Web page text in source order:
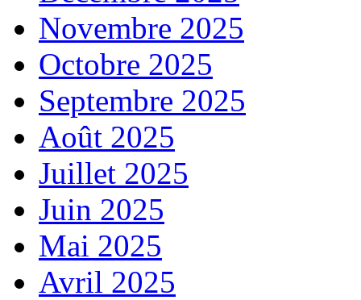
Novembre 2025
Octobre 2025
Septembre 2025
Août 2025
Juillet 2025
Juin 2025
Mai 2025
Avril 2025